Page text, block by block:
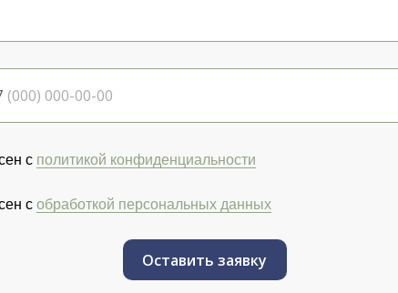
с политикой конфиденциальности
с обработкой персональных данных
Оставить заявку